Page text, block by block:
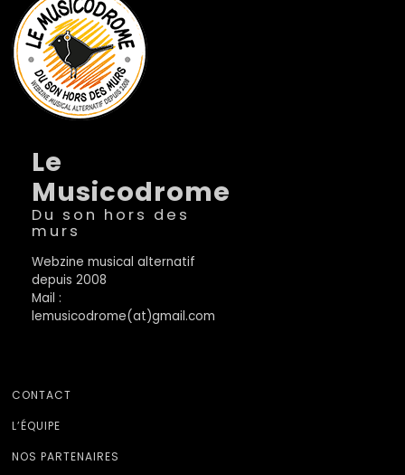
Le
Musicodrome
Du son hors des
murs
Webzine musical alternatif
depuis 2008
Mail :
lemusicodrome(at)gmail.com
CONTACT
L’ÉQUIPE
NOS PARTENAIRES